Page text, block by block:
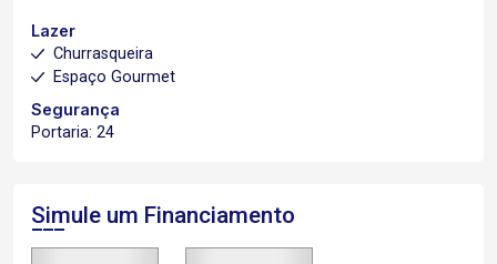
Lazer
Churrasqueira
Espaço Gourmet
Segurança
Portaria: 24
Simule um Financiamento